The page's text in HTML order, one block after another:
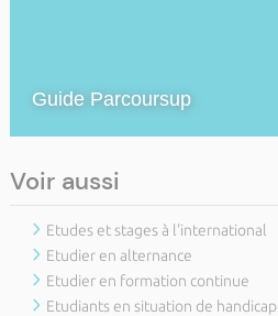
Guide Parcoursup
Voir aussi
Etudes et stages à l'international
Etudier en alternance
Etudier en formation continue
Etudiants en situation de handicap